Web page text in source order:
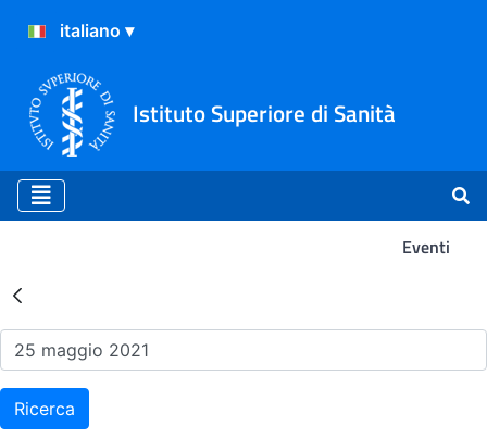
Istituto Superiore di Sanità
Eventi
Risultati della Ricerca -
Ricerca